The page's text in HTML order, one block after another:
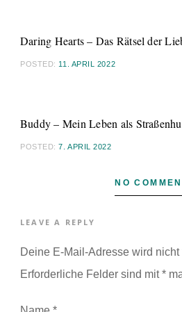
Daring Hearts – Das Rätsel der
POSTED: 11. APRIL 2022
Buddy – Mein Leben als
POSTED:7. APRIL 2022
NO
LEAVE A REPLY
Deine E-Mail-Adresse wird nicht
Erforderliche Felder sind mit*